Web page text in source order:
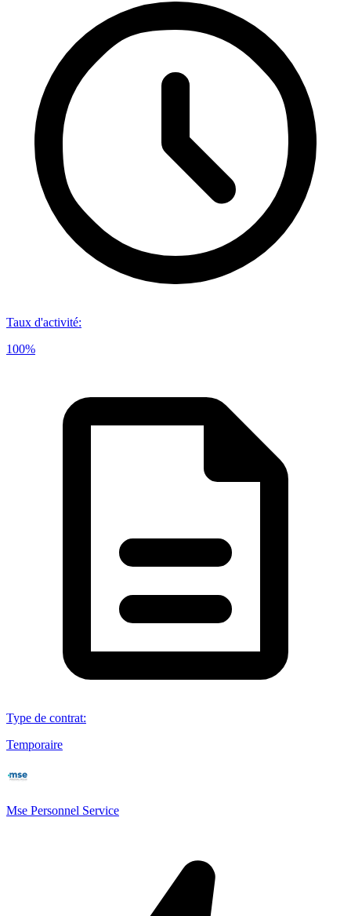
Taux d'activité:
100%
Type de contrat:
Temporaire
Mse Personnel Service